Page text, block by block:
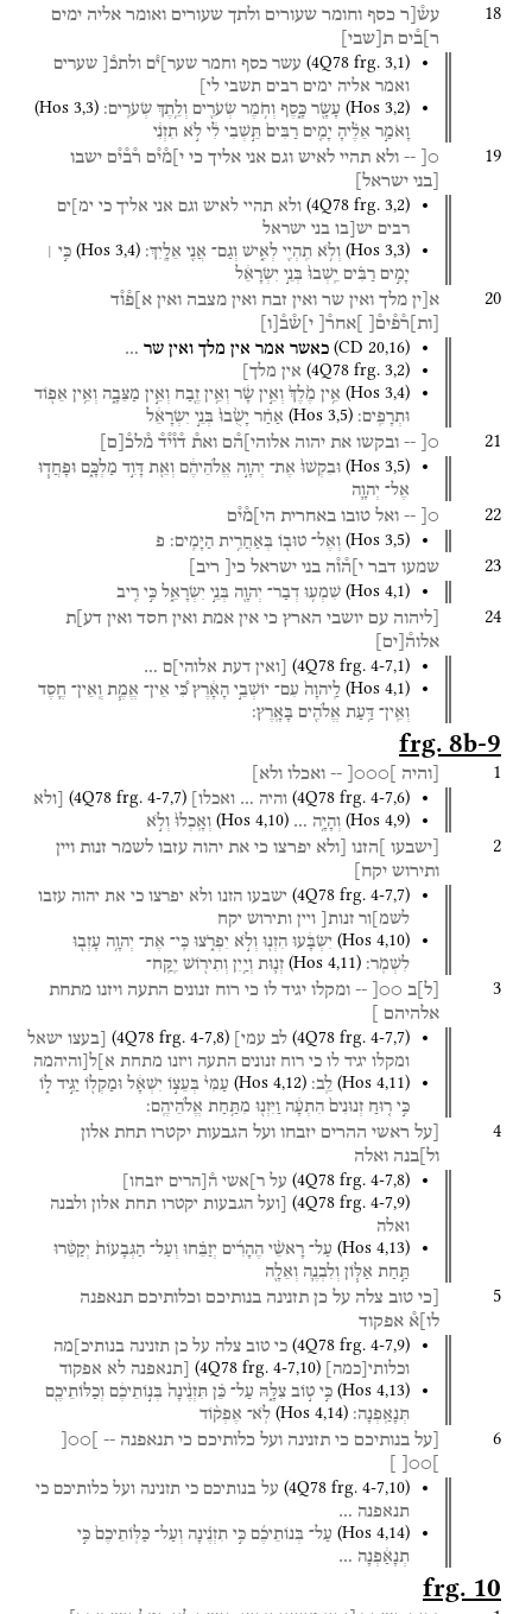
18 עש֯[ר כסף וחומר שעורים ולתך שעורים ואומר אליה ימים
ר]ב֯ים ת שבי
(4Q78 frg. 3,1) עשר כסף וחמר שער]י֯ם ולתכ֯[
שערים
ואמר אליה ימים רבים תשבי לי]
(Hos 3,2) עָשָׂ֖ר כָּ֑סֶף וְחֹ֥מֶר שְׂעֹרִ֖ים וְלֵ֥תֶךְ שְׂעֹרִֽים׃ (Hos 3,3)
וָאֹמַ֣ר אֵלֶ֗יהָ יָמִ֤ים רַבִּים֙ תֵּ֣שְׁבִי לִ֔י לֹ֣א תִזְנִ֔י
19
○[
-- ולא תהיי לאיש וגם אני אליך כי י]מ֯י֯ם ר֯ב֯י֯ם ישבו
[בני ישראל]
(4Q78 frg. 3,2) ולא תהיי לאיש וגם אני אליך כי ימ]ים
רבים יש[בו בני ישראל
(Hos 3,3) וְלֹ֥א תִֽהְיִ֖י לְאִ֑ישׁ וְגַם־ אֲנִ֖י אֵלָֽיִךְ׃ (Hos 3,4)
כִּ֣י ׀
יָמִ֣ים רַבִּ֗ים יֵֽשְׁבוּ֙ בְּנֵ֣י יִשְׂרָאֵ֔ל
20 א[ין מלך ואין שר ואין זבח ואין מצבה ואין א]פ֯ו֯ד
ות ר֯פ֯ים֯[ ]אחר֯[ י]ש֯ב֯ ו
(CD 20,16) כאשר אמר אין מלך ואין שר …
(4Q78 frg. 3,2) אין מלך]
(Hos 3,4) אֵ֥ין מֶ֙לֶךְ֙ וְאֵ֣ין שָׂ֔ר וְאֵ֥ין זֶ֖בַח וְאֵ֣ין מַצֵּבָ֑ה וְאֵ֥ין אֵפ֖וֹד
וּתְרָפִֽים׃
(Hos 3,5) אַחַ֗ר יָשֻׁ֙בוּ֙ בְּנֵ֣י יִשְׂרָאֵ֔ל
21
○[
-- ובקשו את יהוה אלוהי]ה֯ם ואת֯ ד֯ו֯י֯ד֯ מ֯לכ֯ ם
(Hos 3,5) וּבִקְשׁוּ֙ אֶת־ יְהוָ֣ה אֱלֹהֵיהֶ֔ם וְאֵ֖ת דָּוִ֣ד מַלְכָּ֑ם וּפָחֲד֧וּ
אֶל־ יְהוָ֛ה
22
○[
-- ואל טובו באחרית הי]מ֯י֯ם
(Hos 3,5) וְאֶל־ טוּב֖וֹ בְּאַחֲרִ֥ית הַיָּמִֽים׃ פ
23 שמעו דבר י]ה֯ו֯ה בני ישראל כי[ ריב]
(Hos 4,1) שִׁמְע֥וּ דְבַר־ יְהוָ֖ה בְּנֵ֣י יִשְׂרָאֵ֑ל כִּ֣י רִ֤יב
24 [ליהוה עם יושבי הארץ כי אין אמת ואין חסד ואין דע]ת
אלוה֯ ים
(4Q78 frg. 4-7,1) [ואין דעת אלוהי]ם …
(Hos 4,1) לַֽיהוָה֙ עִם־ יוֹשְׁבֵ֣י הָאָ֔רֶץ כִּ֠י אֵין־ אֱמֶ֧ת וְֽאֵין־ חֶ֛סֶד
וְאֵֽין־ דַּ֥עַת אֱלֹהִ֖ים בָּאָֽרֶץ׃
frg. 8b-9
1 [והיה ]○○○[
-- ואכלו ולא]
(4Q78 frg. 4-7,6) והיה … ואכלו] (4Q78 frg. 4-7,7) [ולא
(Hos 4,9) וְהָיָ֥ה …
(Hos 4,10) וְאָֽכְלוּ֙ וְלֹ֣א
2 [ישבעו ]הזנו [ולא יפרצו כי את יהוה עזבו לשמר זנות ויין
ותירוש יקח]
(4Q78 frg. 4-7,7) ישבעו הזנו ולא יפרצו כי את יהוה עזבו
לשמ]ור זנות[ ויין ותירוש יקח
(Hos 4,10) יִשְׂבָּ֔עוּ הִזְנ֖וּ וְלֹ֣א יִפְרֹ֑צוּ כִּֽי־ אֶת־ יְהוָ֥ה עָזְב֖וּ
לִשְׁמֹֽר׃
(Hos 4,11) זְנ֛וּת וְיַ֥יִן וְתִיר֖וֹשׁ יִֽקַּֽח־
3 ל ב ○○[
-- ומקלו יגיד לו כי רוח זנונים התעה ויזנו מתחת
אלהיהם
(4Q78 frg. 4-7,7) לב עמי] (4Q78 frg. 4-7,8) [בעצו ישאל
ומקלו יגיד לו כי רוח זנונים התעה ויזנו מתחת א]ל[והיהמה
(Hos 4,11) לֵֽב׃ (Hos 4,12) עַמִּי֙ בְּעֵצ֣וֹ יִשְׁאָ֔ל וּמַקְל֖וֹ יַגִּ֣יד ל֑וֹ
כִּ֣י ר֤וּחַ זְנוּנִים֙ הִתְעָ֔ה וַיִּזְנ֖וּ מִתַּ֥חַת אֱלֹהֵיהֶֽם׃
4 [על ראשי ההרים יזבחו ועל הגבעות יקטרו תחת אלון
ול]בנה ואלה
(4Q78 frg. 4-7,8) על ר]אשי ה֯[הרים יזבחו]
(4Q78 frg. 4-7,9) [ועל הגבעות יקטרו תחת אלון ולבנה
ואלה
(Hos 4,13) עַל־ רָאשֵׁ֨י הֶהָרִ֜ים יְזַבֵּ֗חוּ וְעַל־ הַגְּבָעוֹת֙ יְקַטֵּ֔רוּ
תַּ֣חַת אַלּ֧וֹן וְלִבְנֶ֛ה וְאֵלָ֖ה
5 [כי טוב צלה על כן תזנינה בנותיכם וכלותיכם תנאפנה
לו]א֯ אפקוד
(4Q78 frg. 4-7,9) כי טוב צלה על כן תזנינה בנותיכ]מה
וכלותי כמה (4Q78 frg. 4-7,10) [תנאפנה לא אפקוד
(Hos 4,13) כִּ֣י ט֣וֹב צִלָּ֑הּ עַל־ כֵּ֗ן תִּזְנֶ֙ינָה֙ בְּנ֣וֹתֵיכֶ֔ם וְכַלּוֹתֵיכֶ֖ם
תְּנָאַֽפְנָה׃
(Hos 4,14) לֹֽא־ אֶפְק֨וֹד
6 [על בנותיכם כי תזנינה ועל כלותיכם כי תנאפנה --
]○○[
]○○[
(4Q78 frg. 4-7,10) על בנותיכם כי תזנינה ועל כלותיכם כי
תנאפנה …
(Hos 4,14) עַל־ בְּנוֹתֵיכֶ֜ם כִּ֣י תִזְנֶ֗ינָה וְעַל־ כַּלּֽוֹתֵיכֶם֙ כִּ֣י
תְנָאַ֔פְנָה …
frg. 10